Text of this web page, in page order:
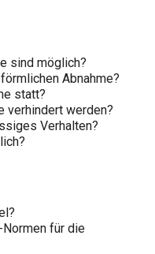
sind möglich?
Abnahme?
statt?
verhindert werden?
Verhalten?
für die